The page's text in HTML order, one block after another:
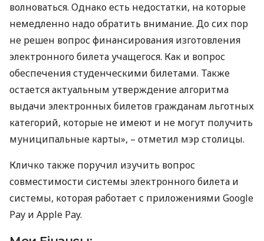
волноваться. Однако есть недостатки, на которые
немедленно надо обратить внимание. До сих пор
не решен вопрос финансирования изготовления
электронного билета учащегося. Как и вопрос
обеспечения студенческими билетами. Также
остается актуальным утверждение алгоритма
выдачи электронных билетов гражданам льготных
категорий, которые не имеют и не могут получить
муниципальные карты», – отметил мэр столицы.
Кличко также поручил изучить вопрос
совместимости системы электронного билета и
системы, которая работает с приложениями Google
Pay и Apple Pay.